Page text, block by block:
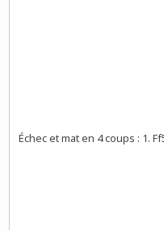
Échec et mat en 4 coups : 1.